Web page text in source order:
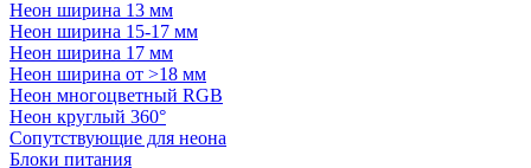
Неон ширина 13 мм
Неон ширина 15-17 мм
Неон ширина 17 мм
Неон ширина от >18 мм
Неон многоцветный RGB
Неон круглый 360°
Сопутствующие для неона
Блоки питания